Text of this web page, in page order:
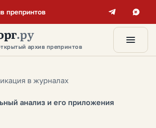
препринтов
.ру
архив препринтов
в журналах
анализ и его приложения